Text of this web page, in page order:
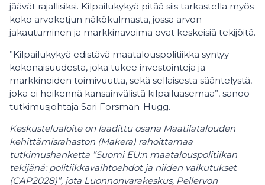
jäävät rajallisiksi. Kilpailukykyä pitää siis tarkastella myös
koko arvoketjun näkökulmasta, jossa arvon
jakautuminen ja markkinavoima ovat keskeisiä tekijöitä.
”Kilpailukykyä edistävä maatalouspolitiikka syntyy
kokonaisuudesta, joka tukee investointeja ja
markkinoiden toimivuutta, sekä sellaisesta sääntelystä,
joka ei heikennä kansainvälistä kilpailuasemaa”, sanoo
tutkimusjohtaja Sari Forsman-Hugg.
Keskustelualoite on laadittu osana Maatilatalouden
kehittämisrahaston (Makera) rahoittamaa
tutkimushanketta ”Suomi EU:n maatalouspolitiikan
tekijänä: politiikkavaihtoehdot ja niiden vaikutukset
(CAP2028)”, jota Luonnonvarakeskus, Pellervon